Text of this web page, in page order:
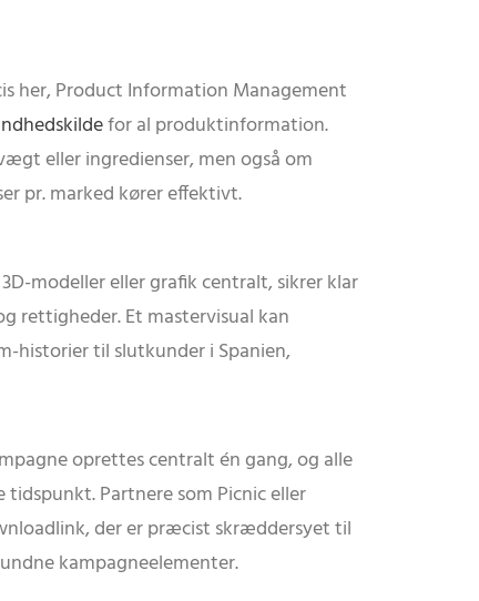
her, Product Information Management
for al produktinformation.
eller ingredienser, men også om
pr. marked kører effektivt.
modeller eller grafik centralt, sikrer klar
rettigheder. Et mastervisual kan
historier til slutkunder i Spanien,
oprettes centralt én gang, og alle
Partnere som Picnic eller
der er præcist skræddersyet til
kampagneelementer.